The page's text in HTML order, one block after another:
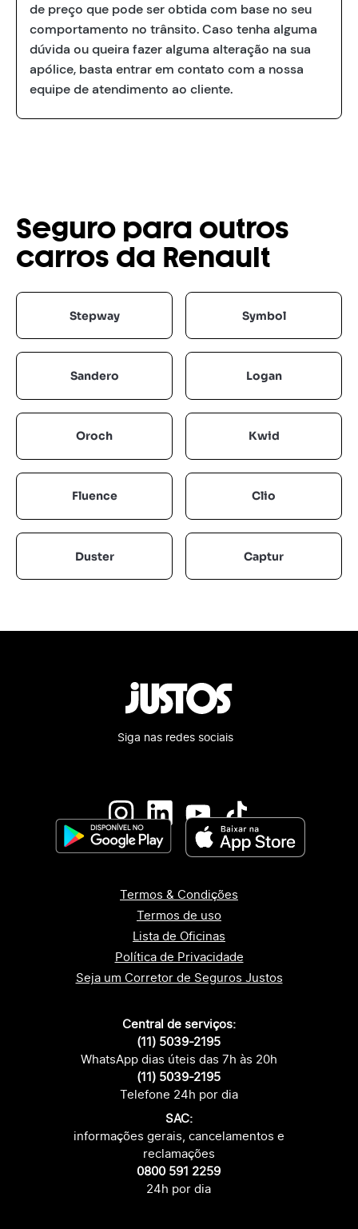
de preço que pode ser obtida com base no seu
comportamento no trânsito. Caso tenha alguma
dúvida ou queira fazer alguma alteração na sua
apólice, basta entrar em contato com a nossa
equipe de atendimento ao cliente.
Seguro para outros
carros da Renault
Stepway Symbol
Sandero Logan
Oroch Kwid
Fluence Clio
Duster Captur
Siga nas redes sociais
Termos & Condições
Termos de uso
Lista de Oficinas
Política de Privacidade
Seja um Corretor de Seguros Justos
Central de serviços:
(11) 5039-2195
WhatsApp dias úteis das 7h às 20h
(11) 5039-2195
Telefone 24h por dia
SAC:
informações gerais, cancelamentos e
reclamações
0800 591 2259
24h por dia